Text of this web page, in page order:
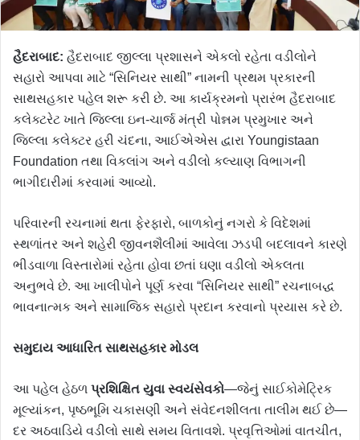
હૈદરાબાદ: હૈદરાબાદ જીલ્લા પ્રશાસને એકલો રહેતા વડીલોને
સહારો આપવા માટે “સિનિયર સાથી” નામની પ્રથમ પ્રકારની
સાથસહકાર પહેલ શરૂ કરી છે. આ કાર્યક્રમનો પ્રારંભ હૈદરાબાદ
કલેક્ટરેટ ખાતે જિલ્લા ઇન-ચાર્જ મંત્રી પોન્નમ પ્રમુખાર અને
જિલ્લા કલેક્ટર હરી ચંદના, આઈએએસ દ્વારા Youngistaan
Foundation તથા વિકલાંગ અને વડીલો કલ્યાણ વિભાગની
ભાગીદારીમાં કરવામાં આવ્યો.
પરિવારની રચનામાં થતા ફેરફારો, બાળકોનું નગરો કે વિદેશમાં
સ્થળાંતર અને શહેરી જીવનશૈલીમાં આવેલા ઝડપી બદલાવને કારણે
ભીડવાળા વિસ્તારોમાં રહેતા હોવા છતાં ઘણા વડીલો એકલતા
અનુભવે છે. આ ખાલીપોને પૂર્ણ કરવા “સિનિયર સાથી” રચનાબદ્ધ
ભાવનાત્મક અને સામાજિક સહારો પ્રદાન કરવાનો પ્રયાસ કરે છે.
સમુદાય આધારિત સાથસહકાર મોડલ
આ પહેલ હેઠળ પ્રશિક્ષિત યુવા સ્વયંસેવકો—જેનું સાઈકોમેટ્રિક
મૂલ્યાંકન, પૃષ્ઠભૂમિ ચકાસણી અને સંવેદનશીલતા તાલીમ થઈ છે—
દર અઠવાડિયે વડીલો સાથે સમય વિતાવશે. પ્રવૃત્તિઓમાં વાતચીત,